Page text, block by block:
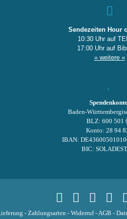
Sendezeiten Hour
10:30 Uhr auf
17:00 Uhr auf
» weitere «
Spendenkonto
Baden-
BLZ: 600 501
Konto: 28 94
IBAN:
BIC:
- Zahlungsarten - Widerruf-AGB -